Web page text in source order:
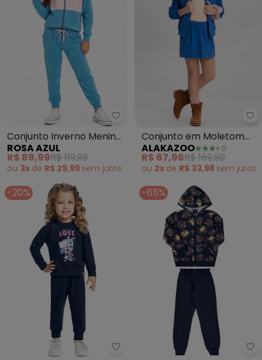
Rosa Azul - Conjunto Inverno
Conjunto Inverno Menina
Iaia (Azul Cobalto)
ROSA AZUL
R$ 89,99R$ 119,99
ou 3x de R$ 29,99 sem juros
Conjunto em Moletom
com Saia e Jaqueta
(Azul)
ALAKAZOO
R$ 67,96R$ 169,90
ou 2x de R$ 33,98 sem juros
-20%
Bee Loop - Conjunto Infantil
-65%